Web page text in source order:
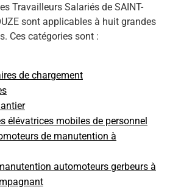
Travailleurs Salariés de SAINT-
sont applicables à huit grandes
Ces catégories sont :
de chargement
élévatrices mobiles de personnel
de manutention à
automoteurs gerbeurs à